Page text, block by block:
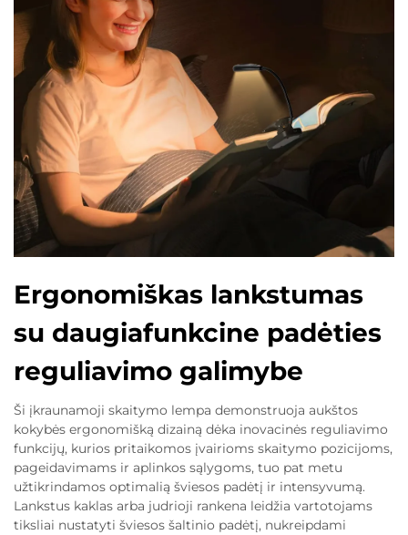
Ergonomiškas lankstumas
su daugiafunkcine padėties
reguliavimo galimybe
Ši įkraunamoji skaitymo lempa demonstruoja aukštos
kokybės ergonomišką dizainą dėka inovacinės reguliavimo
funkcijų, kurios pritaikomos įvairioms skaitymo pozicijoms,
pageidavimams ir aplinkos sąlygoms, tuo pat metu
užtikrindamos optimalią šviesos padėtį ir intensyvumą.
Lankstus kaklas arba judrioji rankena leidžia vartotojams
tiksliai nustatyti šviesos šaltinio padėtį, nukreipdami